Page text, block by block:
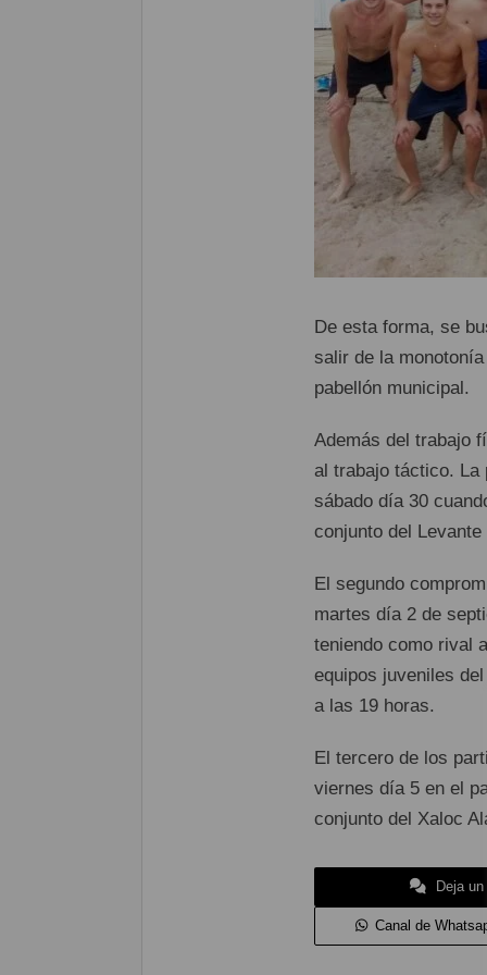
De esta forma, se
salir de la
pabellón municipal.
Además del trabajo
al trabajo táctico. La
sábado día 30
conjunto del
El segundo
martes día 2 de
teniendo como rival
equipos juveniles
a las 19 horas.
El tercero de los
viernes día 5 en el
conjunto del Xaloc
Deja
Canal de